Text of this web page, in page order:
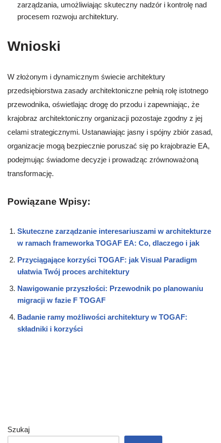
zarządzania, umożliwiając skuteczny nadzór i kontrolę nad
procesem rozwoju architektury.
Wnioski
W złożonym i dynamicznym świecie architektury
przedsiębiorstwa zasady architektoniczne pełnią rolę istotnego
przewodnika, oświetlając drogę do przodu i zapewniając, że
krajobraz architektoniczny organizacji pozostaje zgodny z jej
celami strategicznymi. Ustanawiając jasny i spójny zbiór zasad,
organizacje mogą bezpiecznie poruszać się po krajobrazie EA,
podejmując świadome decyzje i prowadząc zrównoważoną
transformację.
Powiązane Wpisy:
Skuteczne zarządzanie interesariuszami w architekturze
w ramach frameworka TOGAF EA: Co, dlaczego i jak
Przyciągające korzyści TOGAF: jak Visual Paradigm
ułatwia Twój proces architektury
Nawigowanie przyszłości: Przewodnik po planowaniu
migracji w fazie F TOGAF
Badanie ramy możliwości architektury w TOGAF:
składniki i korzyści
Szukaj